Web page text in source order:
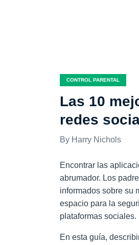
CONTROL PARENTAL
Las 10
redes
Harry Nichols
Encontrar las
abrumador. Los
informados sobre su
espacio para la
plataformas sociales.
En esta guía,